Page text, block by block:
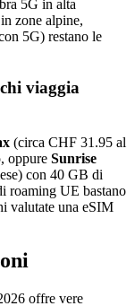
5G in alta
zone alpine,
5G) restano le
viaggia
(circa CHF 31.95 al
oppure Sunrise
con 40 GB di
roaming UE bastano
valutate una eSIM
offre vere